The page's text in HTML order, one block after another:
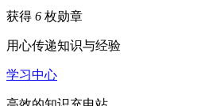
获得 6 枚勋章
用心传递知识与经验
学习中心